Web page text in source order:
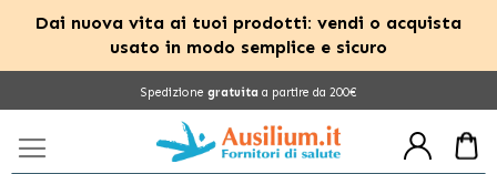
Dai nuova vita ai tuoi prodotti: vendi o acquista
usato in modo semplice e sicuro
Spedizione gratuita a partire da 200€